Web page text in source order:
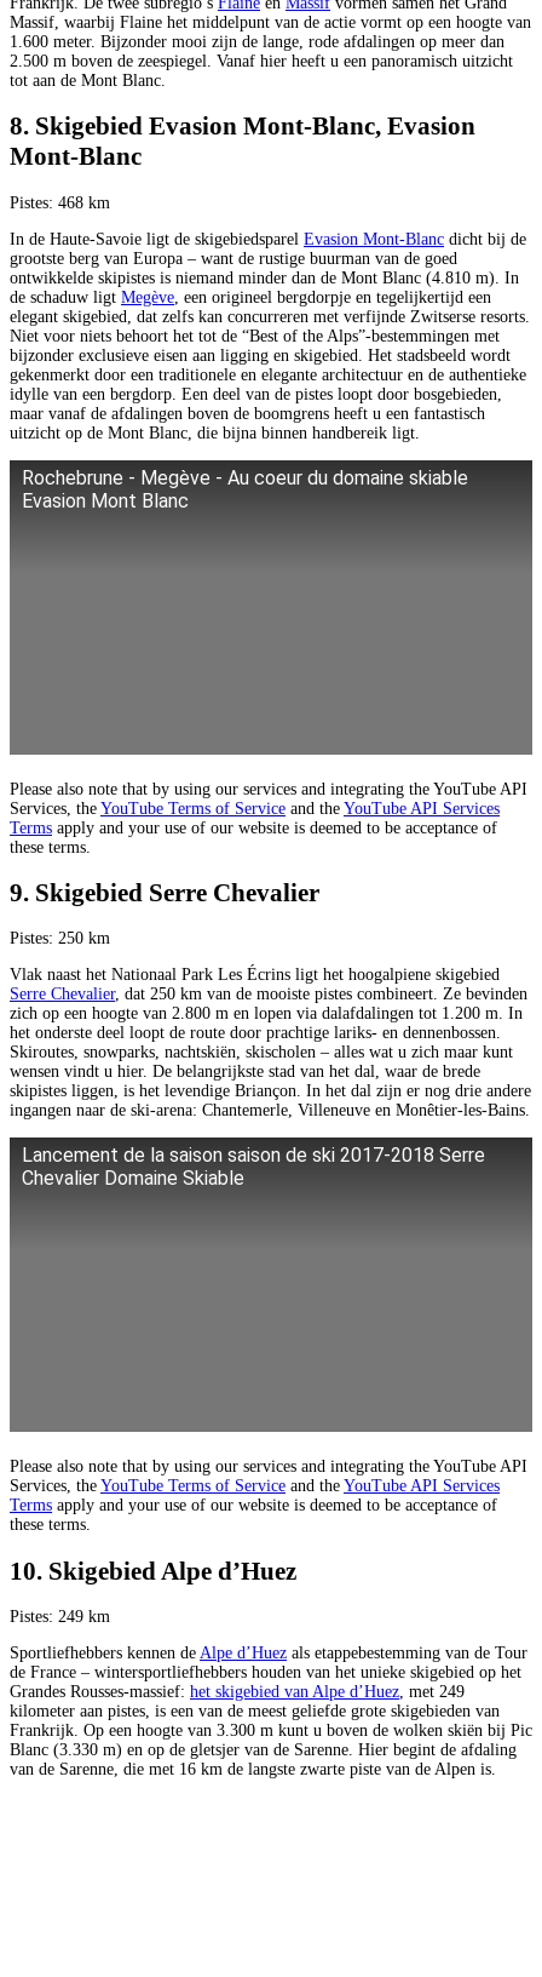
Massif, waarbij Flaine het middelpunt van de actie vormt op een hoogte van
1.600 meter. Bijzonder mooi zijn de lange, rode afdalingen op meer dan
2.500 m boven de zeespiegel. Vanaf hier heeft u een panoramisch uitzicht
tot aan de Mont Blanc.
8. Skigebied Evasion Mont-Blanc, Evasion
Mont-Blanc
Pistes: 468 km
In de Haute-Savoie ligt de skigebiedsparel Evasion Mont-Blanc dicht bij de
grootste berg van Europa – want de rustige buurman van de goed
ontwikkelde skipistes is niemand minder dan de Mont Blanc (4.810 m). In
de schaduw ligt Megève , een origineel bergdorpje en tegelijkertijd een
elegant skigebied, dat zelfs kan concurreren met verfijnde Zwitserse resorts.
Niet voor niets behoort het tot de “Best of the Alps”-bestemmingen met
bijzonder exclusieve eisen aan ligging en skigebied. Het stadsbeeld wordt
gekenmerkt door een traditionele en elegante architectuur en de authentieke
idylle van een bergdorp. Een deel van de pistes loopt door bosgebieden,
maar vanaf de afdalingen boven de boomgrens heeft u een fantastisch
uitzicht op de Mont Blanc, die bijna binnen handbereik ligt.
Rochebrune - Megève - Au coeur du domaine skiable
Evasion Mont Blanc
Please also note that by using our services and integrating the YouTube API
Services, the YouTube Terms of Service and the YouTube API Services
Terms apply and your use of our website is deemed to be acceptance of
these terms.
9. Skigebied Serre Chevalier
Pistes: 250 km
Vlak naast het Nationaal Park Les Écrins ligt het hoogalpiene skigebied
Serre Chevalier, dat 250 km van de mooiste pistes combineert. Ze bevinden
zich op een hoogte van 2.800 m en lopen via dalafdalingen tot 1.200 m. In
het onderste deel loopt de route door prachtige lariks- en dennenbossen.
Skiroutes, snowparks, nachtskiën, skischolen – alles wat u zich maar kunt
wensen vindt u hier. De belangrijkste stad van het dal, waar de brede
skipistes liggen, is het levendige Briançon. In het dal zijn er nog drie andere
ingangen naar de ski-arena: Chantemerle, Villeneuve en Monêtier-les-Bains.
Lancement de la saison saison de ski 2017-2018 Serre
Chevalier Domaine Skiable
Please also note that by using our services and integrating the YouTube API
Services, the YouTube Terms of Service and the YouTube API Services
Terms apply and your use of our website is deemed to be acceptance of
these terms.
10. Skigebied Alpe d’Huez
Pistes: 249 km
Sportliefhebbers kennen de Alpe d’Huez als etappebestemming van de Tour
de France – wintersportliefhebbers houden van het unieke skigebied op het
Grandes Rousses-massief: het skigebied van Alpe d’Huez, met 249
kilometer aan pistes, is een van de meest geliefde grote skigebieden van
Frankrijk. Op een hoogte van 3.300 m kunt u boven de wolken skiën bij Pic
Blanc (3.330 m) en op de gletsjer van de Sarenne. Hier begint de afdaling
van de Sarenne, die met 16 km de langste zwarte piste van de Alpen is.